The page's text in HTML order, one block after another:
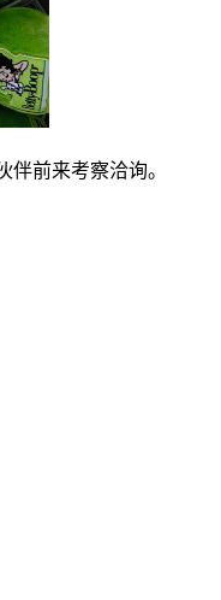
前来考察洽询。